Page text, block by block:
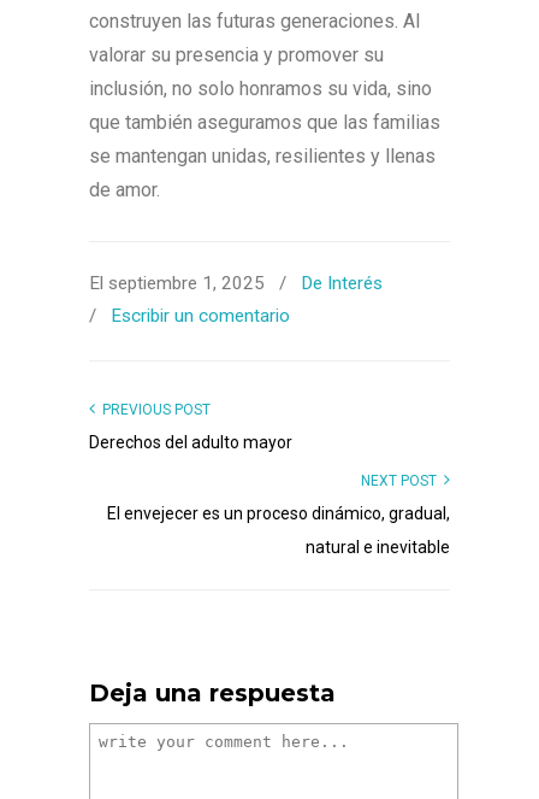
construyen las futuras generaciones. Al
valorar su presencia y promover su
inclusión, no solo honramos su vida, sino
que también aseguramos que las familias
se mantengan unidas, resilientes y llenas
de amor.
El septiembre 1, 2025 /
De Interés
/ Escribir un comentario
PREVIOUS POST
Derechos del adulto mayor
NEXT POST
El envejecer es un proceso dinámico, gradual,
natural e inevitable
Deja una respuesta